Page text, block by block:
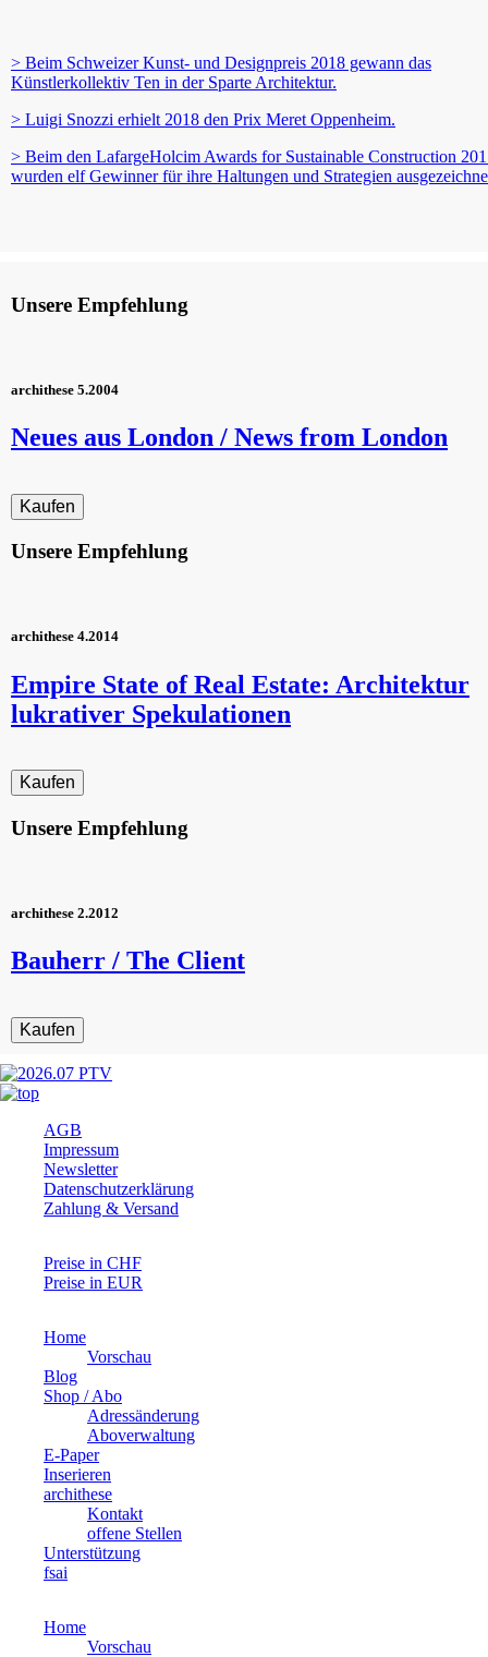
> Beim Schweizer Kunst- und Designpreis 2018 gewann das
Künstlerkollektiv Ten in der Sparte Architektur.
> Luigi Snozzi erhielt 2018 den Prix Meret Oppenheim.
> Beim den LafargeHolcim Awards for Sustainable Construction
wurden elf Gewinner für ihre Haltungen und Strategien
Unsere Empfehlung
archithese 5.2004
Neues aus London / News from London
Unsere Empfehlung
archithese 4.2014
Empire State of Real Estate: Architektur
lukrativer Spekulationen
Unsere Empfehlung
archithese 2.2012
Bauherr / The Client
überspringen
AGB
Impressum
Newsletter
Datenschutzerklärung
Zahlung & Versand
Preise in CHF
Preise in EUR
überspringen
Home
Vorschau
Blog
Shop / Abo
Adressänderung
Aboverwaltung
E-Paper
Inserieren
archithese
Kontakt
offene Stellen
Unterstützung
fsai
Home
Vorschau